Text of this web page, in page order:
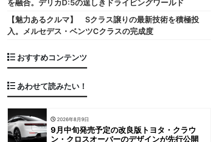
を融合。デリカD:5の逞しきドライビングワールド
【魅力あるクルマ】 Sクラス譲りの最新技術を積極投
入。メルセデス・ベンツCクラスの完成度
おすすめコンテンツ
あわせて読みたい！
2026年8月9日
9月中旬発売予定の改良版トヨタ・クラウ
ン・クロスオーバーのデザインが先行公開